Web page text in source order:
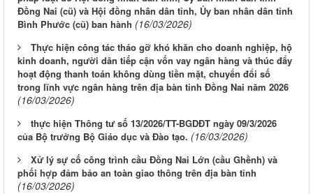
Đồng Nai (cũ) và Hội đồng nhân dân tỉnh, Ủy ban nhân dân tỉnh
Bình Phước (cũ) ban hành (16/03/2026)
Thực hiện công tác tháo gỡ khó khăn cho doanh nghiệp, hộ
kinh doanh, người dân tiếp cận vốn vay ngân hàng và thúc đẩy
hoạt động thanh toán không dùng tiền mặt, chuyển đổi số
trong lĩnh vực ngân hàng trên địa bàn tỉnh Đồng Nai năm 2026
(16/03/2026)
thực hiện Thông tư số 13/2026/TT-BGDĐT ngày 09/3/2026
của Bộ trưởng Bộ Giáo dục và Đào tạo. (16/03/2026)
Xử lý sự cố công trình cầu Đồng Nai Lớn (cầu Ghềnh) và
phối hợp đảm bảo an toàn giao thông trên địa bàn tỉnh
(16/03/2026)